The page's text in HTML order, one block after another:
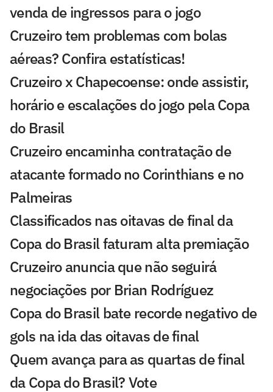
venda de ingressos para o jogo
Cruzeiro tem problemas com bolas
aéreas? Confira estatísticas!
Cruzeiro x Chapecoense: onde assistir,
horário e escalações do jogo pela Copa
do Brasil
Cruzeiro encaminha contratação de
atacante formado no Corinthians e no
Palmeiras
Classificados nas oitavas de final da
Copa do Brasil faturam alta premiação
Cruzeiro anuncia que não seguirá
negociações por Brian Rodríguez
Copa do Brasil bate recorde negativo de
gols na ida das oitavas de final
Quem avança para as quartas de final
da Copa do Brasil? Vote